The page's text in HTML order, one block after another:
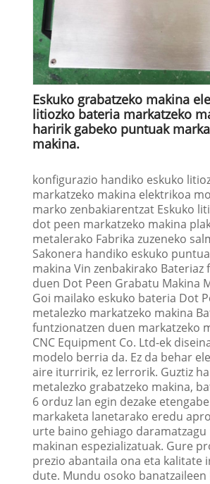
Eskuko grabatzeko makina
litiozko bateria markatzeko
haririk gabeko puntuak
makina.
konfigurazio handiko eskuko
markatzeko makina elektrikoa
marko zenbakiarentzat Eskuko
dot peen markatzeko makina
metalerako Fabrika zuzeneko
Sakonera handiko eskuko
makina Vin zenbakirako Bateriaz
duen Dot Peen Grabatu Makina
Goi mailako eskuko bateria Dot
metalezko markatzeko makina
funtzionatzen duen markatzeko
CNC Equipment Co. Ltd-ek
modelo berria da. Ez da behar
aire iturririk, ez lerrorik. Guztiz
metalezko grabatzeko makina,
6 orduz lan egin dezake
markaketa lanetarako eredu
urte baino gehiago daramatzagu
makinan espezializatuak. Gure
prezio abantaila ona eta kalitate
dute. Mundu osoko banatzaileen